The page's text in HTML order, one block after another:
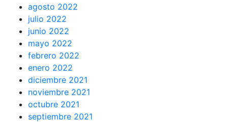
agosto 2022
julio 2022
junio 2022
mayo 2022
febrero 2022
enero 2022
diciembre 2021
noviembre 2021
octubre 2021
septiembre 2021